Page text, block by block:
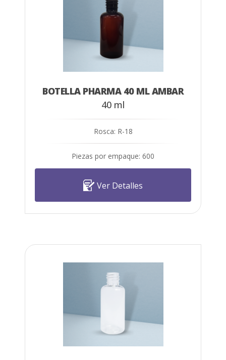
BOTELLA PHARMA 40 ML AMBAR
40 ml
Rosca: R-18
Piezas por empaque: 600
Ver Detalles